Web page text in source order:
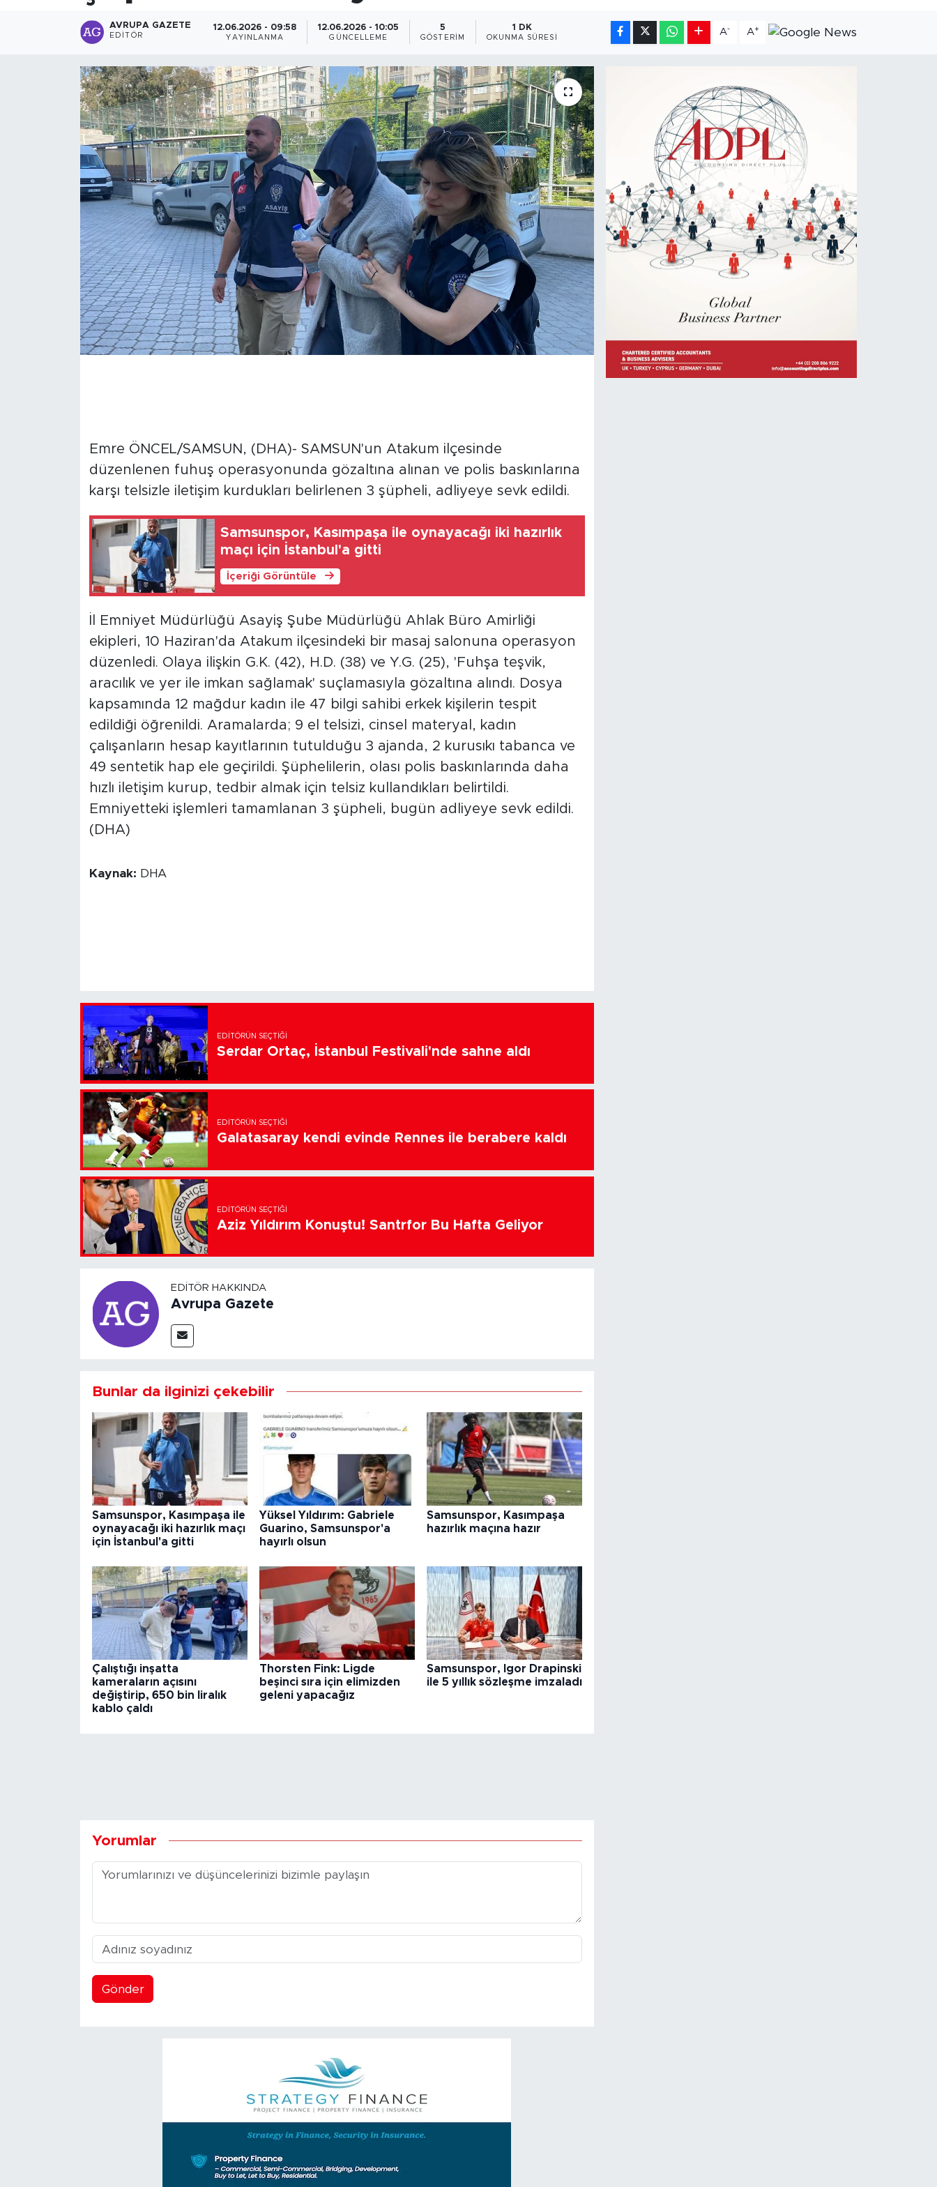
AVRUPA GAZETE
EDITÖR
12.06.2026 - 09:58
YAYINLANMA
12.06.2026 - 10:05
GÜNCELLEME
5
GÖSTERIM
1 DK
OKUNMA SÜRESI
A- A+
Emre ÖNCEL/SAMSUN, (DHA)- SAMSUN'un Atakum ilçesinde
düzenlenen fuhuş operasyonunda gözaltına alınan ve polis baskınlarına
karşı telsizle iletişim kurdukları belirlenen 3 şüpheli, adliyeye sevk edildi.
Samsunspor, Kasımpaşa ile oynayacağı iki hazırlık
maçı için İstanbul'a gitti
İçeriği Görüntüle
İl Emniyet Müdürlüğü Asayiş Şube Müdürlüğü Ahlak Büro Amirliği
ekipleri, 10 Haziran'da Atakum ilçesindeki bir masaj salonuna operasyon
düzenledi. Olaya ilişkin G.K. (42), H.D. (38) ve Y.G. (25), 'Fuhşa teşvik,
aracılık ve yer ile imkan sağlamak' suçlamasıyla gözaltına alındı. Dosya
kapsamında 12 mağdur kadın ile 47 bilgi sahibi erkek kişilerin tespit
edildiği öğrenildi. Aramalarda; 9 el telsizi, cinsel materyal, kadın
çalışanların hesap kayıtlarının tutulduğu 3 ajanda, 2 kurusıkı tabanca ve
49 sentetik hap ele geçirildi. Şüphelilerin, olası polis baskınlarında daha
hızlı iletişim kurup, tedbir almak için telsiz kullandıkları belirtildi.
Emniyetteki işlemleri tamamlanan 3 şüpheli, bugün adliyeye sevk edildi.
(DHA)
Kaynak: DHA
EDITÖRÜN SEÇTIĞI
Serdar Ortaç, İstanbul Festivali'nde sahne aldı
EDITÖRÜN SEÇTIĞI
Galatasaray kendi evinde Rennes ile berabere kaldı
EDITÖRÜN SEÇTIĞI
Aziz Yıldırım Konuştu! Santrfor Bu Hafta Geliyor
EDITÖR HAKKINDA
Avrupa Gazete
Bunlar da ilginizi çekebilir
Samsunspor, Kasımpaşa ile
oynayacağı iki hazırlık maçı
için İstanbul'a gitti
Yüksel Yıldırım: Gabriele
Guarino, Samsunspor'a
hayırlı olsun
Samsunspor, Kasımpaşa
hazırlık maçına hazır
Çalıştığı inşatta
kameraların açısını
değiştirip, 650 bin liralık
kablo çaldı
Thorsten Fink: Ligde
beşinci sıra için elimizden
geleni yapacağız
Samsunspor, Igor Drapinski
ile 5 yıllık sözleşme imzaladı
Yorumlar
Gönder